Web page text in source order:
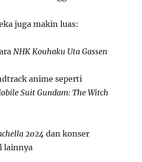
juga makin luas:
NHK Kouhaku Uta Gassen
anime seperti
Suit Gundam: The Witch
2024 dan konser
lainnya